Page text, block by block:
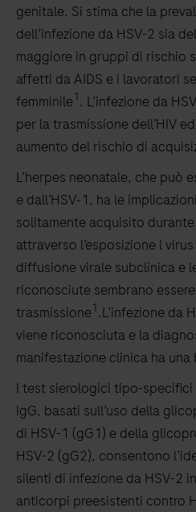
genitale. Si stima che la
dell’infezione da HSV-2 sia
maggiore in gruppi di rischio
affetti da AIDS e i lavoratori
femminile1. L’infezione da
per la trasmissione dell’HIV
aumento del rischio di
L’herpes neonatale, che può
e dall’HSV‐1, ha le
solitamente acquisito
attraverso l’esposizione l
diffusione virale subclinica e
riconosciute sembrano
trasmissione1.L’infezione da
viene riconosciuta e la
manifestazione clinica ha
I test sierologici tipo-
IgG, basati sull’uso della
di HSV-1 (gG1) e della
HSV-2 (gG2), consentono
silenti di infezione da HSV-2
anticorpi preesistenti contro